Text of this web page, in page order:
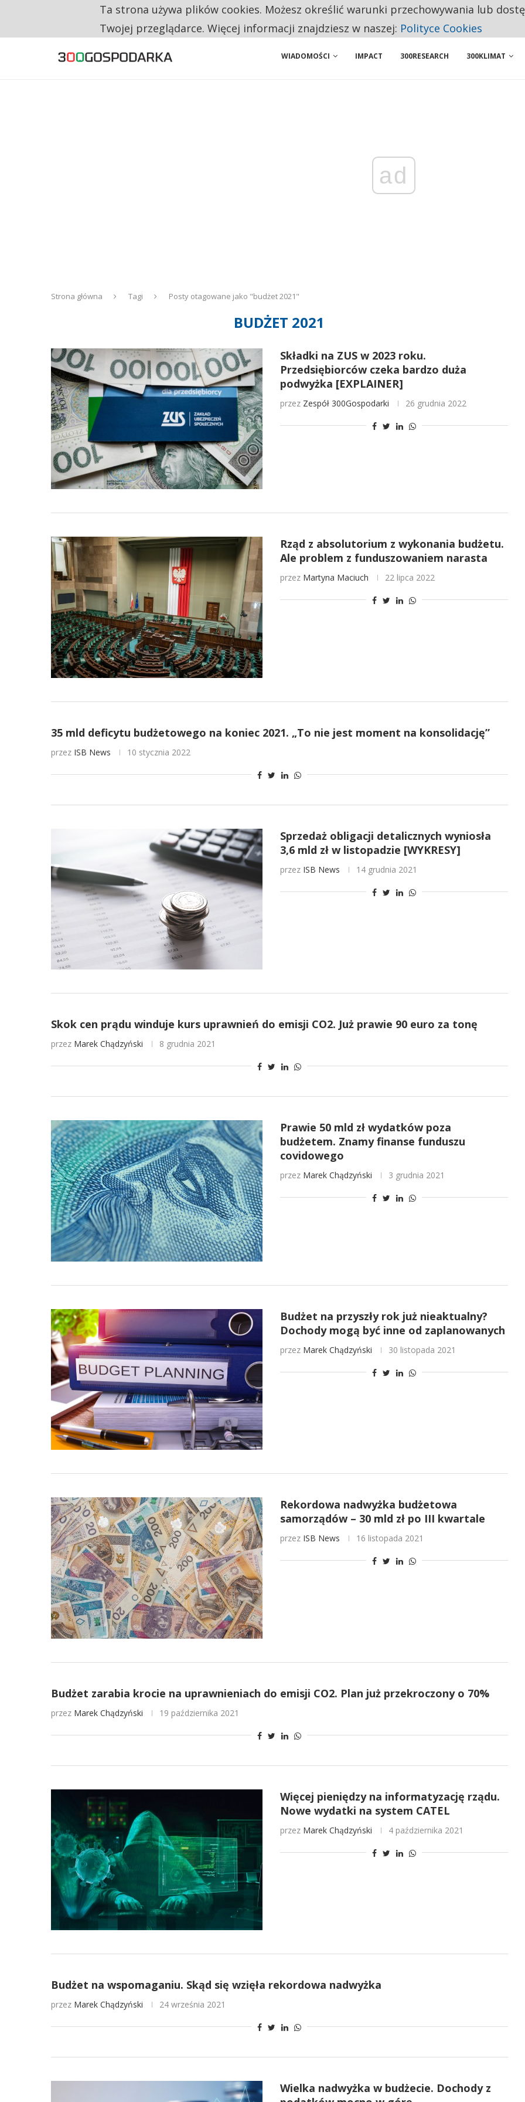
RESTRYKCJE CHIN UDERZAJĄ W EUROPEJSKI PRZEMYSŁ. NA LIŚCIE SĄ DWA PODMIOTY Z POLSKI
WIADOMOŚCI IMPACT 300RESEARCH 300KLIMAT
ad
Strona główna Tagi Posty otagowane jako "budżet 2021"
BUDŻET 2021
Składki na ZUS w 2023 roku.
Przedsiębiorców czeka bardzo duża
podwyżka [EXPLAINER]
przez Zespół 300Gospodarki 26 grudnia 2022
Rząd z absolutorium z wykonania budżetu.
Ale problem z funduszowaniem narasta
przez Martyna Maciuch 22 lipca 2022
35 mld deficytu budżetowego na koniec 2021. „To nie jest moment na konsolidację”
przez ISB News 10 stycznia 2022
Sprzedaż obligacji detalicznych wyniosła
3,6 mld zł w listopadzie [WYKRESY]
przez ISB News 14 grudnia 2021
Skok cen prądu winduje kurs uprawnień do emisji CO2. Już prawie 90 euro za tonę
przez Marek Chądzyński 8 grudnia 2021
Prawie 50 mld zł wydatków poza
budżetem. Znamy finanse funduszu
covidowego
przez Marek Chądzyński 3 grudnia 2021
Budżet na przyszły rok już nieaktualny?
Dochody mogą być inne od zaplanowanych
przez Marek Chądzyński 30 listopada 2021
Rekordowa nadwyżka budżetowa
samorządów – 30 mld zł po III kwartale
przez ISB News 16 listopada 2021
Budżet zarabia krocie na uprawnieniach do emisji CO2. Plan już przekroczony o 70%
przez Marek Chądzyński 19 października 2021
Więcej pieniędzy na informatyzację rządu.
Nowe wydatki na system CATEL
przez Marek Chądzyński 4 października 2021
Budżet na wspomaganiu. Skąd się wzięła rekordowa nadwyżka
przez Marek Chądzyński 24 września 2021
Wielka nadwyżka w budżecie. Dochody z
Ta strona używa plików cookies. Możesz określić warunki przechowywania lub
Twojej przeglądarce. Więcej informacji znajdziesz w naszej: Polityce Cookies